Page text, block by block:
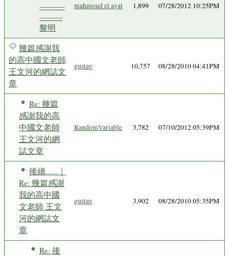
----------
---------
黎明
mahmoud el ayat 1,899 07/28/2012 10:25PM
幾篇感謝我
的高中國文老師
王文河的網誌文
章
gustav 10,757 08/28/2010 04:41PM
Re: 幾篇
感謝我的高
中國文老師
王文河的網
誌文章
RandomVariable 3,782 07/10/2012 05:39PM
後續......｜
Re: 幾篇感謝
我的高中國
文老師 王文
河的網誌文
章
gustav 3,902 08/28/2010 05:35PM
Re: 後